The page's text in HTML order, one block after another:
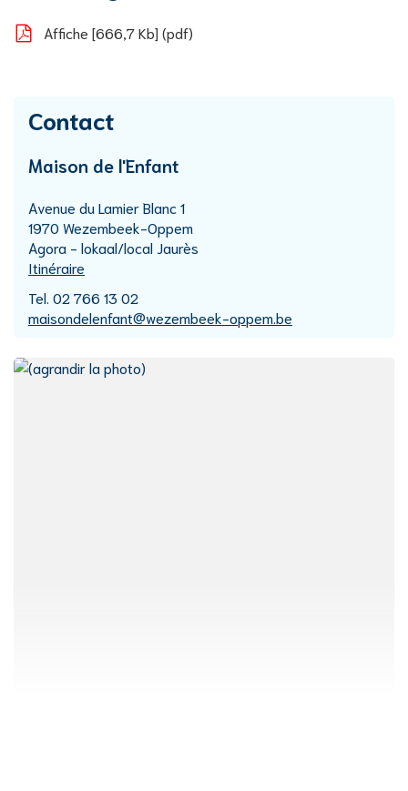
Affiche 666,7 Kb pdf
Contact
Maison de l'Enfant
Adresse
Avenue du Lamier Blanc 1
,1970 Wezembeek-Oppem
Agora - lokaal/local Jaurès
Itinéraire
Tél. 02 766 13 02
E-
maisondelenfant@wezembeek-oppem.be